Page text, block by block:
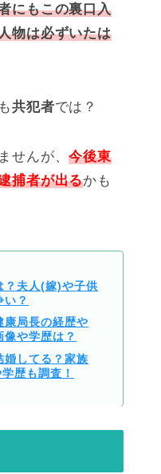
にもこの裏口入
物は必ずいたは
共犯者では？
せんが、今後東
捕者が出るかも
？夫人(嫁)や子供
？
康局長の経歴や
や学歴は？
婚してる？家族
歴も調査！